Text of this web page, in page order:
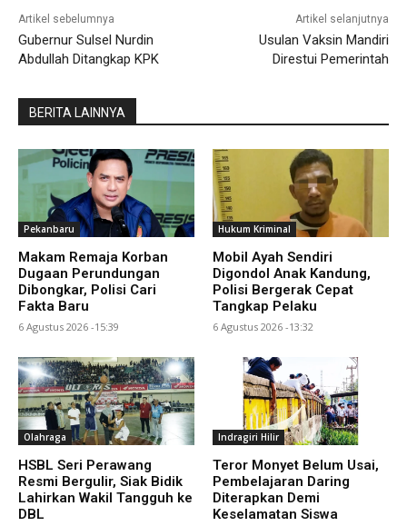
Artikel sebelumnya
Gubernur Sulsel Nurdin
Abdullah Ditangkap KPK
Artikel selanjutnya
Usulan Vaksin Mandiri
Direstui Pemerintah
BERITA LAINNYA
Pekanbaru
Makam Remaja Korban
Dugaan Perundungan
Dibongkar, Polisi Cari
Fakta Baru
6 Agustus 2026 -15:39
Hukum Kriminal
Mobil Ayah Sendiri
Digondol Anak Kandung,
Polisi Bergerak Cepat
Tangkap Pelaku
6 Agustus 2026 -13:32
Olahraga
HSBL Seri Perawang
Resmi Bergulir, Siak Bidik
Lahirkan Wakil Tangguh ke
DBL
Indragiri Hilir
Teror Monyet Belum Usai,
Pembelajaran Daring
Diterapkan Demi
Keselamatan Siswa